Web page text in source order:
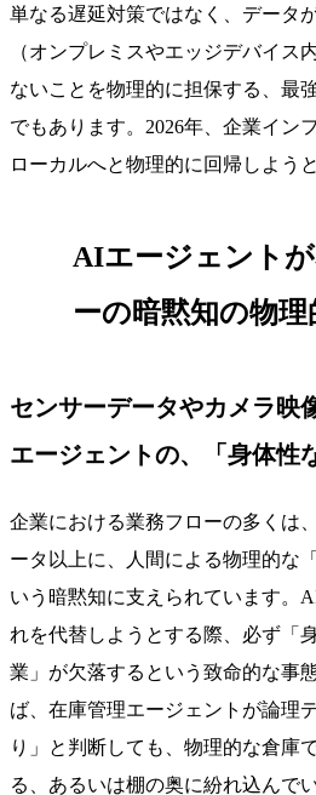
単なる遅延対策ではなく、データ
（オンプレミスやエッジデバイス
ないことを物理的に担保する、最
でもあります。2026年、企業イン
ローカルへと物理的に回帰しよう
AIエージェント
ーの暗黙知の物理
センサーデータやカメラ映
エージェントの、「身体性
企業における業務フローの多くは
ータ以上に、人間による物理的な
いう暗黙知に支えられています。
れを代替しようとする際、必ず「
業」が欠落するという致命的な事
ば、在庫管理エージェントが論理
り」と判断しても、物理的な倉庫
る、あるいは棚の奥に紛れ込んで